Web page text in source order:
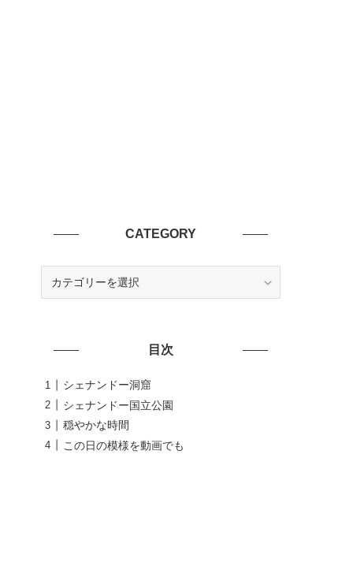
CATEGORY
目次
シェナンドー洞窟
シェナンドー国立公園
穏やかな時間
この日の模様を動画でも